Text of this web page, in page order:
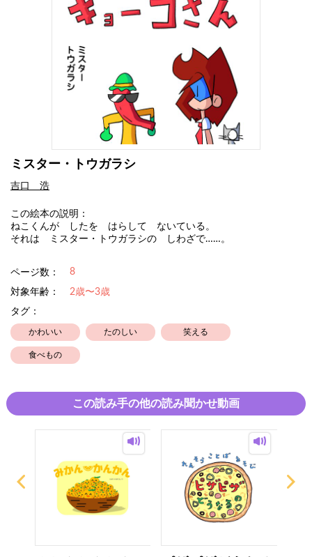
ミスター・トウガラシ
吉口 浩
この絵本の説明：
ねこくんが したを はらして ないている。
それは ミスター・トウガラシの しわざで……。
ページ数： 8
対象年齢：
2歳〜3歳
タグ：
かわいい たのしい 笑える
食べもの
この読み手の他の読み聞かせ動画